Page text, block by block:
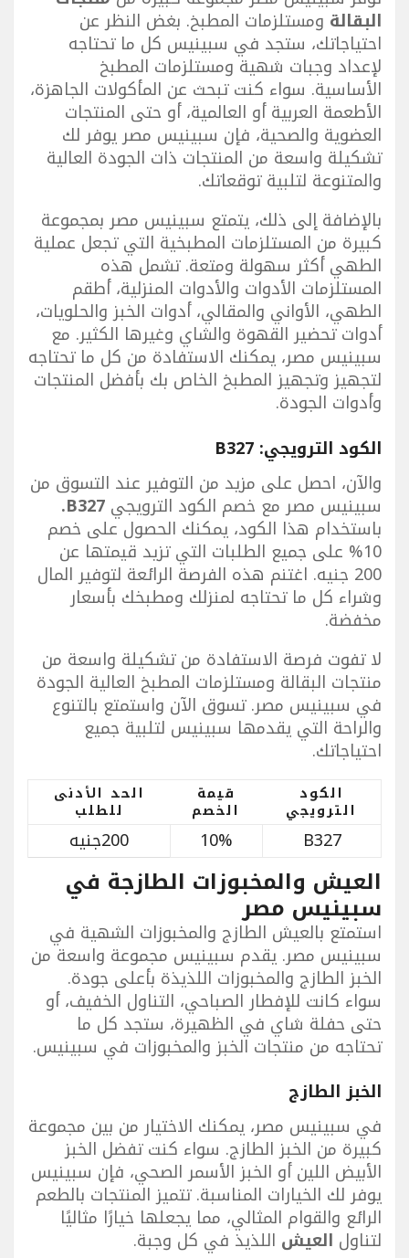
البقالة ومستلزمات المطبخ. بغض النظر عن
احتياجاتك، ستجد في سبينيس كل ما تحتاجه
لإعداد وجبات شهية ومستلزمات المطبخ
الأساسية. سواء كنت تبحث عن المأكولات الجاهزة،
الأطعمة العربية أو العالمية، أو حتى المنتجات
العضوية والصحية، فإن سبينيس مصر يوفر لك
تشكيلة واسعة من المنتجات ذات الجودة العالية
والمتنوعة لتلبية توقعاتك.
بالإضافة إلى ذلك، يتمتع سبينيس مصر بمجموعة
كبيرة من المستلزمات المطبخية التي تجعل عملية
الطهي أكثر سهولة ومتعة. تشمل هذه
المستلزمات الأدوات والأدوات المنزلية، أطقم
الطهي، الأواني والمقالي، أدوات الخبز والحلويات،
أدوات تحضير القهوة والشاي وغيرها الكثير. مع
سبينيس مصر، يمكنك الاستفادة من كل ما تحتاجه
لتجهيز وتجهيز المطبخ الخاص بك بأفضل المنتجات
وأدوات الجودة.
الكود الترويجي: B327
والآن، احصل على مزيد من التوفير عند التسوق من
سبينيس مصر مع خصم الكود الترويجي B327.
باستخدام هذا الكود، يمكنك الحصول على خصم
10% على جميع الطلبات التي تزيد قيمتها عن
200 جنيه. اغتنم هذه الفرصة الرائعة لتوفير المال
وشراء كل ما تحتاجه لمنزلك ومطبخك بأسعار
مخفضة.
لا تفوت فرصة الاستفادة من تشكيلة واسعة من
منتجات البقالة ومستلزمات المطبخ العالية الجودة
في سبينيس مصر. تسوق الآن واستمتع بالتنوع
والراحة التي يقدمها سبينيس لتلبية جميع
احتياجاتك.
الكود
الترويجي
قيمة
الخصم
الحد الأدنى
للطلب
B327
10% 200جنيه
العيش والمخبوزات الطازجة في
سبينيس مصر
استمتع بالعيش الطازج والمخبوزات الشهية في
سبينيس مصر. يقدم سبينيس مجموعة واسعة من
الخبز الطازج والمخبوزات اللذيذة بأعلى جودة.
سواء كانت للإفطار الصباحي، التناول الخفيف، أو
حتى حفلة شاي في الظهيرة، ستجد كل ما
تحتاجه من منتجات الخبز والمخبوزات في سبينيس.
الخبز الطازج
في سبينيس مصر، يمكنك الاختيار من بين مجموعة
كبيرة من الخبز الطازج. سواء كنت تفضل الخبز
الأبيض اللين أو الخبز الأسمر الصحي، فإن سبينيس
يوفر لك الخيارات المناسبة. تتميز المنتجات بالطعم
الرائع والقوام المثالي، مما يجعلها خيارًا مثاليًا
لتناول العيش اللذيذ في كل وجبة.